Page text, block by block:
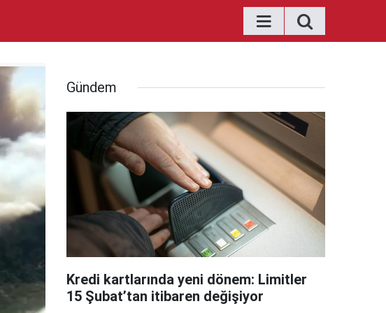
Gündem
Kredi kartlarında yeni dönem: Limitler
15 Şubat’tan itibaren değişiyor